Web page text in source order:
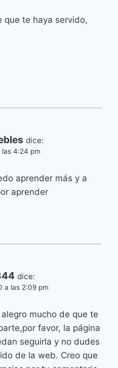
que te haya servido,
dice:
las 4:24 pm
aprender más y a
aprender
dice:
a las 2:09 pm
alegro mucho de que te
favor, la página
seguirla y no dudes
de la web. Creo que